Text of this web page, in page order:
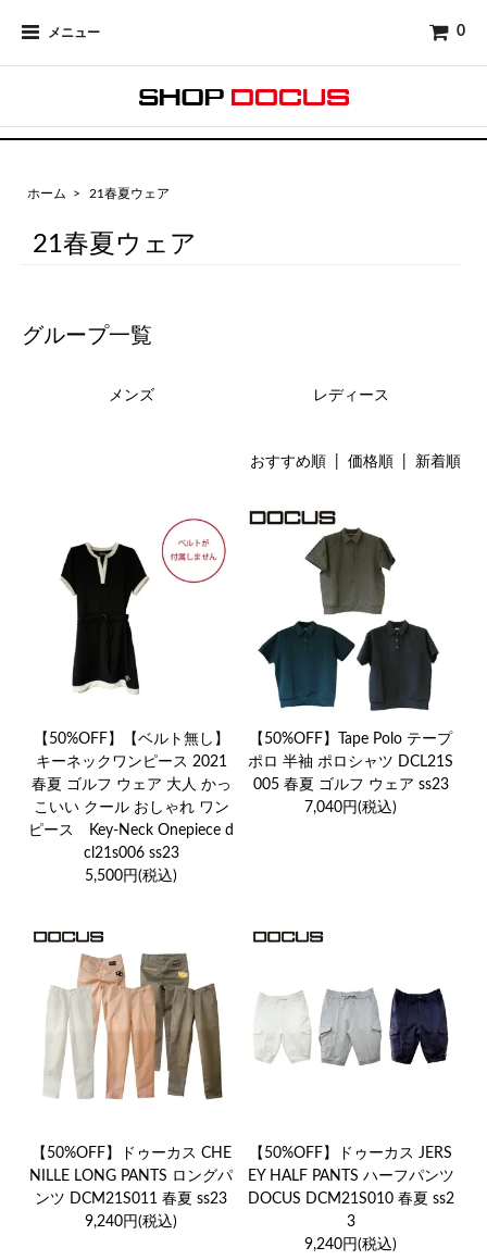
メニュー 0
ホーム > 21春夏ウェア
21春夏ウェア
グループ一覧
メンズ レディース
おすすめ順 価格順 | 新着順
【50%OFF】【ベルト無し】
キーネックワンピース 2021
春夏 ゴルフ ウェア 大人 かっ
こいい クール おしゃれ ワン
ピース Key-Neck Onepiece d
cl21s006 ss23
5,500円(税込)
【50%OFF】Tape Polo テープ
ポロ 半袖 ポロシャツ DCL21S
005 春夏 ゴルフ ウェア ss23
7,040円(税込)
【50%OFF】ドゥーカス CHE
NILLE LONG PANTS ロングパ
ンツ DCM21S011 春夏 ss23
9,240円(税込)
【50%OFF】ドゥーカス JERS
EY HALF PANTS ハーフパンツ
DOCUS DCM21S010 春夏 ss2
3
9,240円(税込)